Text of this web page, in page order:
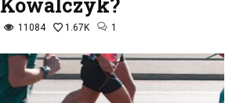
Kowalczyk?
11084 1.67K 1